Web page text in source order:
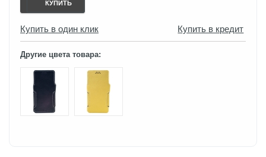
КУПИТЬ
Купить в один клик Купить в кредит
Другие цвета товара: